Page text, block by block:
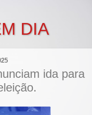
DIA
ida para